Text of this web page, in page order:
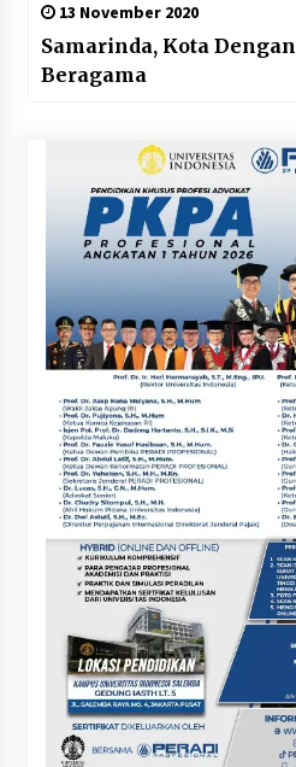
13 November 2020
Samarinda, Kota
Beragama